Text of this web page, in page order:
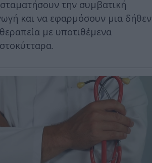
την συμβατική
και να εφαρμόσουν μια δήθεν
με υποτιθέμενα